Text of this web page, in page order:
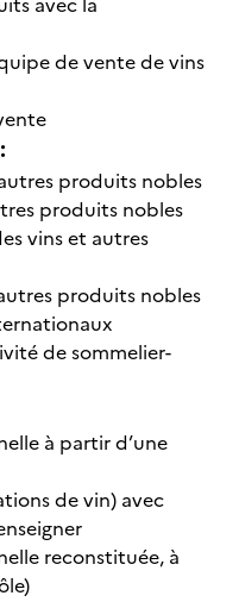
de vente de vins
produits nobles
produits nobles
vins et autres
produits nobles
de sommelier-
à partir d’une
de vin) avec
reconstituée, à